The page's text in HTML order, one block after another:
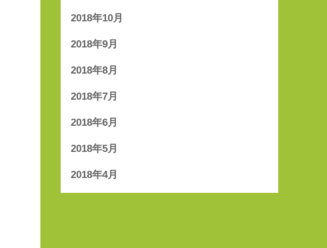
2018年10月
2018年9月
2018年8月
2018年7月
2018年6月
2018年5月
2018年4月